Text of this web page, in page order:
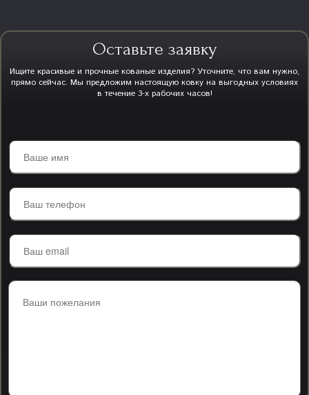
Оставьте заявку
Ищите красивые и прочные кованые изделия? Уточните, что вам нужно,
прямо сейчас. Мы предложим настоящую ковку на выгодных условиях
в течение 3-х рабочих часов!